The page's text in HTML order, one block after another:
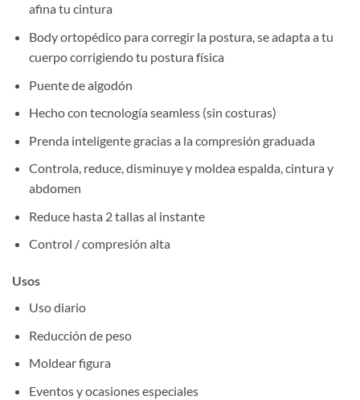
afina tu cintura
Body ortopédico para corregir la postura, se adapta a tu
cuerpo corrigiendo tu postura física
Puente de algodón
Hecho con tecnología seamless (sin costuras)
Prenda inteligente gracias a la compresión graduada
Controla, reduce, disminuye y moldea espalda, cintura y
abdomen
Reduce hasta 2 tallas al instante
Control / compresión alta
Usos
Uso diario
Reducción de peso
Moldear figura
Eventos y ocasiones especiales